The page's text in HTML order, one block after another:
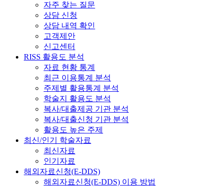
자주 찾는 질문
상담 신청
상담 내역 확인
고객제안
신고센터
RISS 활용도 분석
자료 현황 통계
최근 이용통계 분석
주제별 활용통계 분석
학술지 활용도 분석
복사/대출제공 기관 분석
복사/대출신청 기관 분석
활용도 높은 주제
최신/인기 학술자료
최신자료
인기자료
해외자료신청(E-DDS)
해외자료신청(E-DDS) 이용 방법